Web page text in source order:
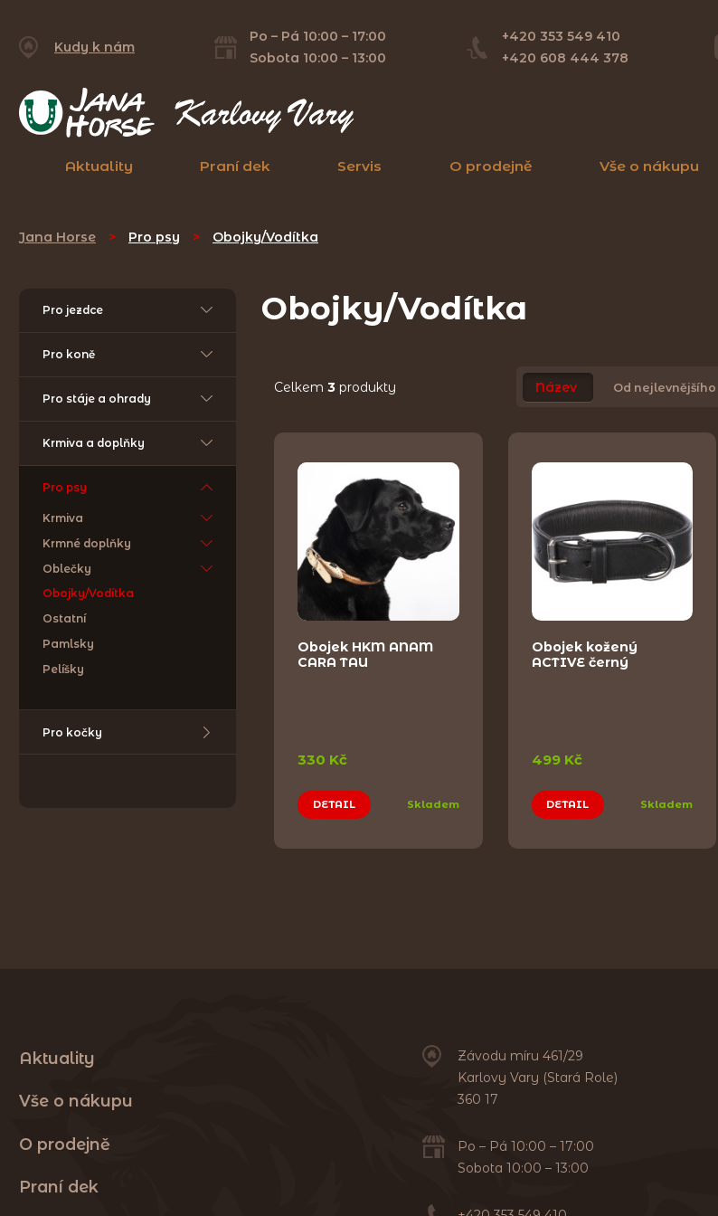
Kudy k nám
Po – Pá 10:00 – 17:00
Sobota 10:00 – 13:00
+420 353 549 410
+420 608 444 378
Aktuality Praní dek Servis O prodejně Vše o nákupu
Jana Horse > Pro psy > Obojky/Vodítka
Pro jezdce
Pro koně
Pro stáje a ohrady
Krmiva a doplňky
Pro psy
Krmiva
Krmné doplňky
Oblečky
Obojky/Vodítka
Ostatní
Pamlsky
Pelíšky
Pro kočky
Obojky/Vodítka
Celkem 3 produkty Název Od nejlevnějšího
Obojek HKM ANAM
CARA TAU
330 Kč
DETAIL Skladem
Obojek kožený
ACTIVE černý
499 Kč
DETAIL Skladem
Aktuality
Vše o nákupu
O prodejně
Praní dek
Závodu míru 461/29
Karlovy Vary (Stará Role)
360 17
Po – Pá 10:00 – 17:00
Sobota 10:00 – 13:00